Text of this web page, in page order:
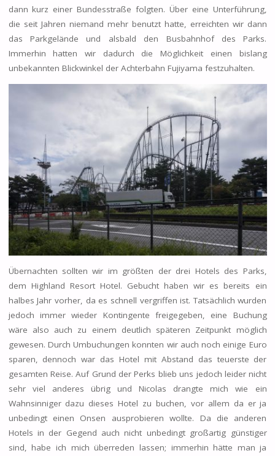
dann kurz einer Bundesstraße folgten. Über eine Unterführung,
die seit Jahren niemand mehr benutzt hatte, erreichten wir dann
das Parkgelände und alsbald den Busbahnhof des Parks.
Immerhin hatten wir dadurch die Möglichkeit einen bislang
unbekannten Blickwinkel der Achterbahn Fujiyama festzuhalten.
Übernachten sollten wir im größten der drei Hotels des Parks,
dem Highland Resort Hotel. Gebucht haben wir es bereits ein
halbes Jahr vorher, da es schnell vergriffen ist. Tatsächlich wurden
jedoch immer wieder Kontingente freigegeben, eine Buchung
wäre also auch zu einem deutlich späteren Zeitpunkt möglich
gewesen. Durch Umbuchungen konnten wir auch noch einige Euro
sparen, dennoch war das Hotel mit Abstand das teuerste der
gesamten Reise. Auf Grund der Perks blieb uns jedoch leider nicht
sehr viel anderes übrig und Nicolas drangte mich wie ein
Wahnsinniger dazu dieses Hotel zu buchen, vor allem da er ja
unbedingt einen Onsen ausprobieren wollte. Da die anderen
Hotels in der Gegend auch nicht unbedingt großartig günstiger
sind, habe ich mich überreden lassen; immerhin hätte man ja